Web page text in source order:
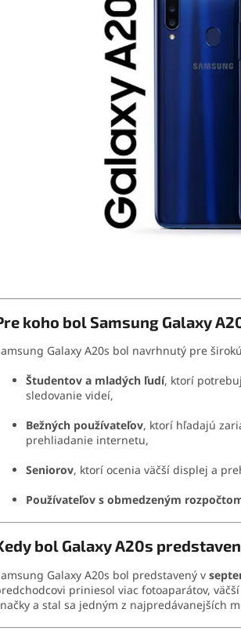
koho bol Samsung Galaxy
Galaxy A20s bol navrhnutý pre
Študentov a mladých ľudí, ktorí
sledovanie videí,
Bežných používateľov, ktorí hľadajú
prehliadanie internetu,
Seniorov, ktorí ocenia väčší displej a
Používateľov s obmedzeným
bol Galaxy A20s
Galaxy A20s bol predstavený v
priniesol viac fotoaparátov,
a stal sa jedným z najpredávanejších